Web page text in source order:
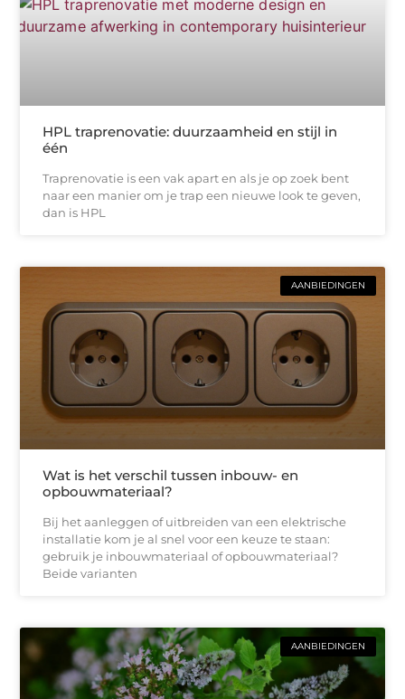
HPL traprenovatie: duurzaamheid en stijl in
één
Traprenovatie is een vak apart en als je op zoek bent
naar een manier om je trap een nieuwe look te geven,
dan is HPL
AANBIEDINGEN
Wat is het verschil tussen inbouw- en
opbouwmateriaal?
Bij het aanleggen of uitbreiden van een elektrische
installatie kom je al snel voor een keuze te staan:
gebruik je inbouwmateriaal of opbouwmateriaal?
Beide varianten
AANBIEDINGEN